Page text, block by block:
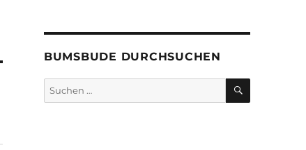
BUMSBUDE DURCHSUCHEN
Suche
nach:
SUCHEN